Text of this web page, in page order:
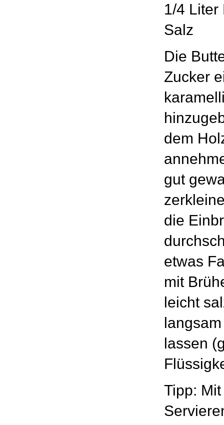
1/4 Liter
Salz
Die
Zucker
dem
gut
die
etwas
mit
leicht
lassen
Tipp: